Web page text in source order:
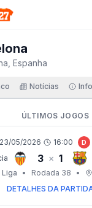
Espanha
Notícias Info
ÚLTIMOS JOGOS
23/05/2026 16:00 D
3 × 1
Liga
• Rodada 38 •
DETALHES DA